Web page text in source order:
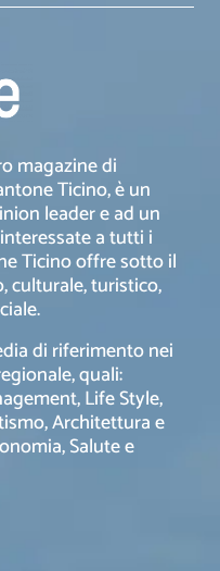
magazine di
Ticino, è un
leader e ad un
a tutti i
Ticino offre sotto il
culturale, turistico,
di riferimento nei
quali:
Life Style,
Architettura e
Salute e